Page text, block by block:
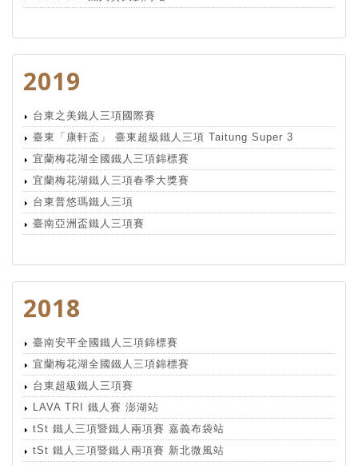
2019
台東之美鐵人三項國際賽
臺東「康軒盃」 臺東超級鐵人三項 Taitung Super 3
宜蘭梅花湖全國鐵人三項錦標賽
宜蘭梅花湖鐵人三項春季大獎賽
台東普悠瑪鐵人三項
臺南亞洲盃鐵人三項賽
2018
臺南安平全國鐵人三項錦標賽
宜蘭梅花湖全國鐵人三項錦標賽
台東超級鐵人三項賽
LAVA TRI 鐵人賽 澎湖站
tSt 鐵人三項暨鐵人兩項賽 嘉義布袋站
tSt 鐵人三項暨鐵人兩項賽 新北微風站